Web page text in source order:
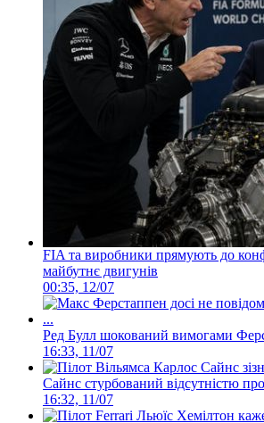
FIA та виробники прямують до
майбутнє двигунів
00:35, 12/07
Ред Булл шокований вимогами
16:33, 11/07
Сайнс стурбований відсутністю
16:32, 11/07